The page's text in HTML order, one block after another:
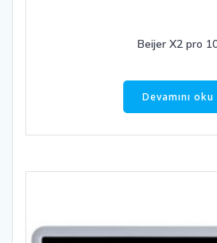
Beijer X2 pro
Devamını oku